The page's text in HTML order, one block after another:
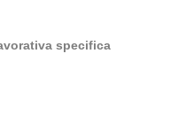
specifica